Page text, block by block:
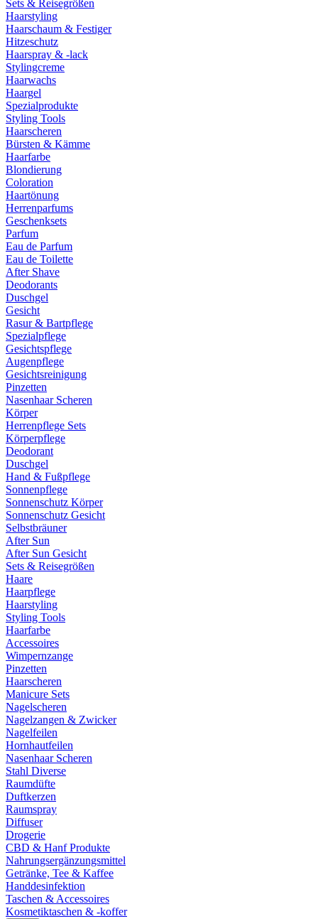
Sets & Reisegrößen
Haarstyling
Haarschaum & Festiger
Hitzeschutz
Haarspray & -lack
Stylingcreme
Haarwachs
Haargel
Spezialprodukte
Styling Tools
Haarscheren
Bürsten & Kämme
Haarfarbe
Blondierung
Coloration
Haartönung
Herrenparfums
Geschenksets
Parfum
Eau de Parfum
Eau de Toilette
After Shave
Deodorants
Duschgel
Gesicht
Rasur & Bartpflege
Spezialpflege
Gesichtspflege
Augenpflege
Gesichtsreinigung
Pinzetten
Nasenhaar Scheren
Körper
Herrenpflege Sets
Körperpflege
Deodorant
Duschgel
Hand & Fußpflege
Sonnenpflege
Sonnenschutz Körper
Sonnenschutz Gesicht
Selbstbräuner
After Sun
After Sun Gesicht
Sets & Reisegrößen
Haare
Haarpflege
Haarstyling
Styling Tools
Haarfarbe
Accessoires
Wimpernzange
Pinzetten
Haarscheren
Manicure Sets
Nagelscheren
Nagelzangen & Zwicker
Nagelfeilen
Hornhautfeilen
Nasenhaar Scheren
Stahl Diverse
Raumdüfte
Duftkerzen
Raumspray
Diffuser
Drogerie
CBD & Hanf Produkte
Nahrungsergänzungsmittel
Getränke, Tee & Kaffee
Handdesinfektion
Taschen & Accessoires
Kosmetiktaschen & -koffer